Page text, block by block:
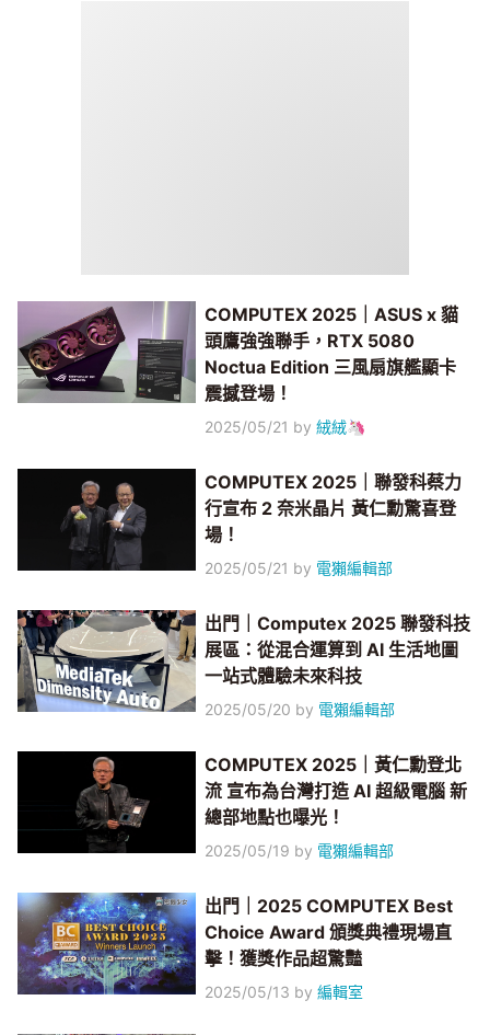
COMPUTEX 2025｜ASUS x 貓
頭鷹強強聯手，RTX 5080
Noctua Edition 三風扇旗艦顯卡
震撼登場！
2025/05/21 by絨絨🦄
COMPUTEX 2025｜聯發科蔡力
行宣布 2 奈米晶片 黃仁勳驚喜登
場！
2025/05/21 by 電獺編輯部
出門｜Computex 2025 聯發科技
展區：從混合運算到 AI 生活地圖
一站式體驗未來科技
2025/05/20 by 電獺編輯部
COMPUTEX 2025｜黃仁勳登北
流 宣布為台灣打造 AI 超級電腦 新
總部地點也曝光！
2025/05/19 by 電獺編輯部
出門｜2025 COMPUTEX Best
Choice Award 頒獎典禮現場直
擊！獲獎作品超驚豔
2025/05/13 by編輯室